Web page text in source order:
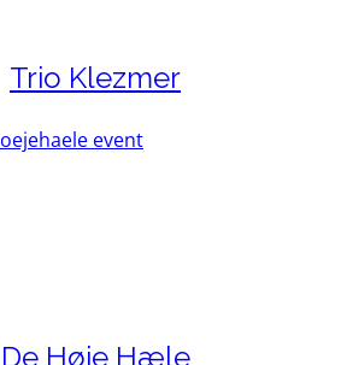
Trio Klezmer
De Høje Hæle